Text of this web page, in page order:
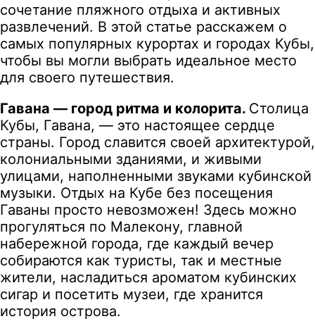
сочетание пляжного отдыха и активных
развлечений. В этой статье расскажем о
самых популярных курортах и городах Кубы,
чтобы вы могли выбрать идеальное место
для своего путешествия.
Гавана — город ритма и колорита. Столица
Кубы, Гавана, — это настоящее сердце
страны. Город славится своей архитектурой,
колониальными зданиями, и живыми
улицами, наполненными звуками кубинской
музыки. Отдых на Кубе без посещения
Гаваны просто невозможен! Здесь можно
прогуляться по Малекону, главной
набережной города, где каждый вечер
собираются как туристы, так и местные
жители, насладиться ароматом кубинских
сигар и посетить музеи, где хранится
история острова.